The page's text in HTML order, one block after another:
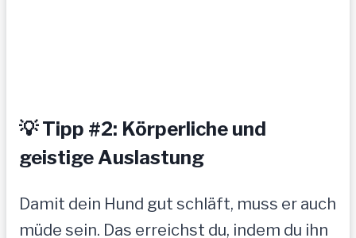
💡 Tipp #2: Körperliche und
geistige Auslastung
Damit dein Hund gut schläft, muss er auch
müde sein. Das erreichst du, indem du ihn